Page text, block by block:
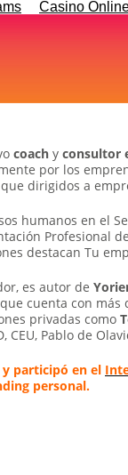
Casino
coach y consultor
por los
dirigidos a
humanos en el
Profesional
destacan Tu
es autor de
cuenta con
privadas como
Pablo de
participó en el
personal.